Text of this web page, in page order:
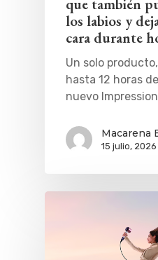
que también
los labios y
cara durante
Un solo
hasta 12 horas
nuevo
Macarena
15 julio, 2026